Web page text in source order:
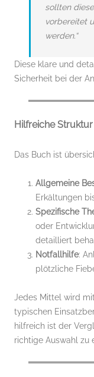
sollten
vorbereitet
werden.“
Diese klare und
Sicherheit bei der
Hilfreiche
Das Buch ist
Allgemeine
Erkältungen
Spezifische
oder
detailliert
Notfallhilfe:
plötzliche
Jedes Mittel wird
typischen
hilfreich ist der
richtige Auswahl zu